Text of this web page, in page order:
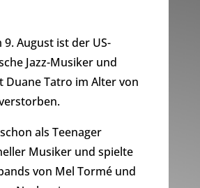
9. August ist der US-
Jazz-Musiker und
Duane Tatro im Alter von
als Teenager
Musiker und spielte
von Mel Tormé und